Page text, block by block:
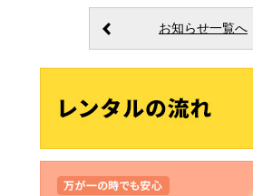
お知らせ一覧へ